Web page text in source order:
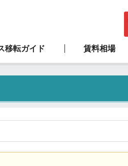
物件 駅
移転ガイド 賃料相場